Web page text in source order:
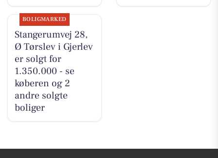
BOLIGMARKED
Stangerumvej 28,
Ø Tørslev i Gjerlev
er solgt for
1.350.000 - se
køberen og 2
andre solgte
boliger